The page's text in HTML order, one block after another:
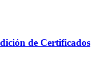
de Certificados